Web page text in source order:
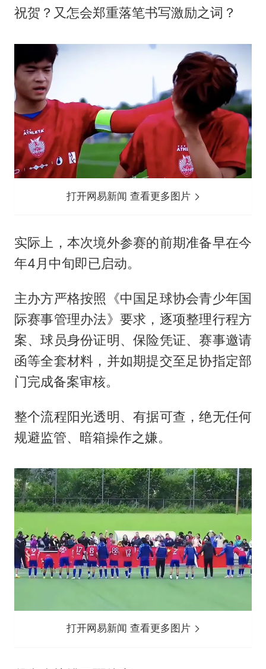
祝贺？又怎会郑重落笔书写激励之词？
打开网易新闻 查看更多图片
实际上，本次境外参赛的前期准备早在今
年4月中旬即已启动。
主办方严格按照《中国足球协会青少年国
际赛事管理办法》要求，逐项整理行程方
案、球员身份证明、保险凭证、赛事邀请
函等全套材料，并如期提交至足协指定部
门完成备案审核。
整个流程阳光透明、有据可查，绝无任何
规避监管、暗箱操作之嫌。
打开网易新闻 查看更多图片